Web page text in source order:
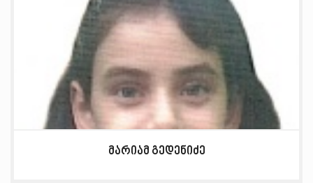
მარიამ გედენიძე